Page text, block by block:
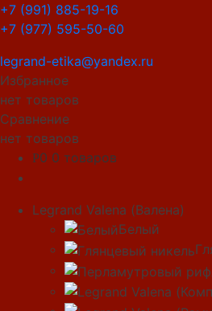
+7 (991) 885-19-16
+7 (977) 595-50-60
legrand-etika@yandex.ru
Избранное
нет товаров
Сравнение
нет товаров
Р0 0 товаров
Legrand Valena (Валена)
Белый